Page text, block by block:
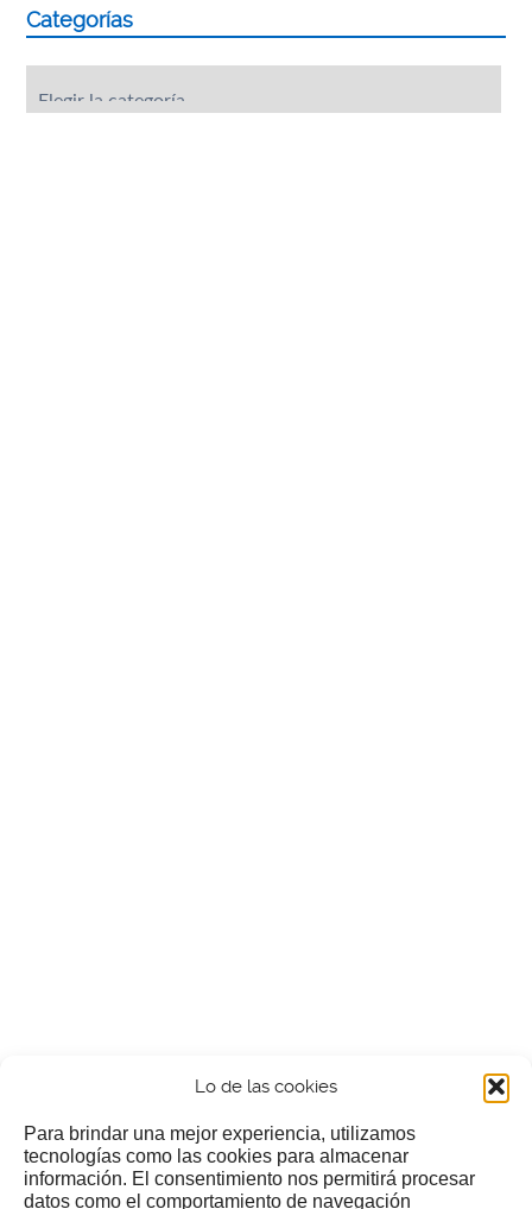
Lo de las cookies
Para brindar una mejor experiencia, utilizamos
tecnologías como las cookies para almacenar
información. El consentimiento nos permitirá procesar
datos como el comportamiento de navegación
Categorías
¿Nos invitas a un cafecillo?